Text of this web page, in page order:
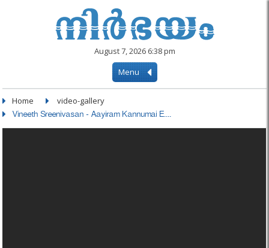
August 7, 2026 6:38 pm
Menu
Home video-gallery
Vineeth Sreenivasan - Aayiram Kannumai E....